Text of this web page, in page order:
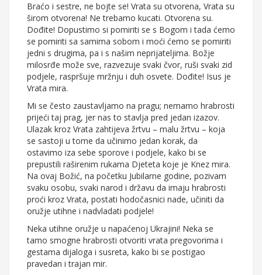
Braćo i sestre, ne bojte se! Vrata su otvorena, Vrata su
širom otvorena! Ne trebamo kucati. Otvorena su.
Dođite! Dopustimo si pomiriti se s Bogom i tada ćemo
se pomiriti sa samima sobom i moći ćemo se pomiriti
jedni s drugima, pa i s našim neprijateljima. Božje
milosrđe može sve, razvezuje svaki čvor, ruši svaki zid
podjele, raspršuje mržnju i duh osvete. Dođite! Isus je
Vrata mira.
Mi se često zaustavljamo na pragu; nemamo hrabrosti
prijeći taj prag, jer nas to stavlja pred jedan izazov.
Ulazak kroz Vrata zahtijeva žrtvu – malu žrtvu – koja
se sastoji u tome da učinimo jedan korak, da
ostavimo iza sebe sporove i podjele, kako bi se
prepustili raširenim rukama Djeteta koje je Knez mira.
Na ovaj Božić, na početku Jubilarne godine, pozivam
svaku osobu, svaki narod i državu da imaju hrabrosti
proći kroz Vrata, postati hodočasnici nade, učiniti da
oružje utihne i nadvladati podjele!
Neka utihne oružje u napaćenoj Ukrajini! Neka se
tamo smogne hrabrosti otvoriti vrata pregovorima i
gestama dijaloga i susreta, kako bi se postigao
pravedan i trajan mir.